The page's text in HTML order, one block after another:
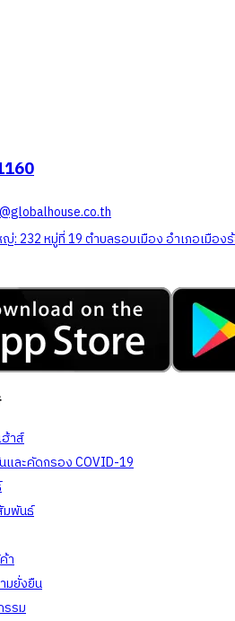
: 232 หมู่ที่ 19 ตำบลรอบเมือง อำเภอเมือ
าส์
และคัดกรอง COVID-19
พันธ์
า
มยั่งยืน
รรม